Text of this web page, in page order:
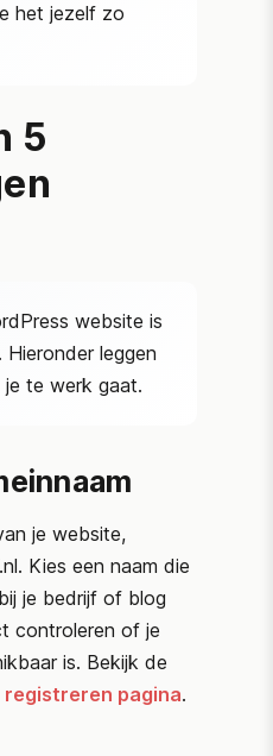
het jezelf zo
5
website is
leggen
te werk gaat.
je website,
Kies een naam die
je bedrijf of blog
controleren of je
is. Bekijk de
registreren pagina.